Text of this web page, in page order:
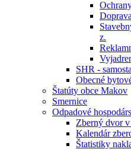
Doprava
z.
SHR -
Obecné
Štatúty obce Makov
Smernice
Odpadové
Zberný dvor
Kalendár
Štatistiky